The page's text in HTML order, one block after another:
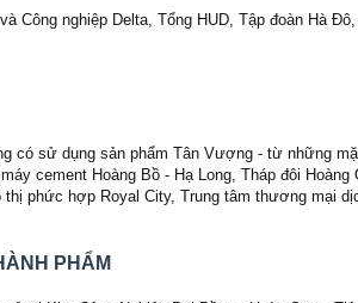
Công nghiệp Delta, Tổng HUD, Tập đoàn Hà
có sử dụng sản phẩm Tân Vượng - từ những
cement Hoàng Bồ - Hạ Long, Tháp đôi
phức hợp Royal City, Trung tâm thương mại
PHẨM